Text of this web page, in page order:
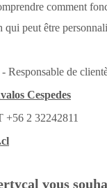
comment
peut être
Responsable de
Cespedes
2 32242811
vous